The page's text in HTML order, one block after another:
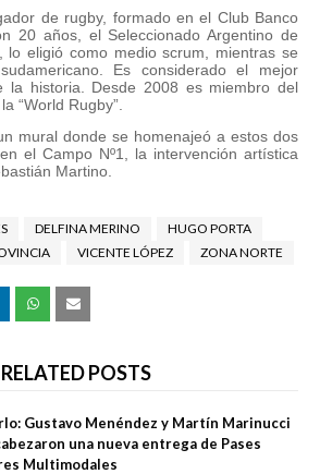
de rugby, formado en el Club Banco
20 años, el Seleccionado Argentino de
lo eligió como medio scrum, mientras se
Es considerado el mejor
la historia. Desde 2008 es miembro del
“World Rugby”.
mural donde se homenajeó a estos dos
el Campo Nº1, la intervención artística
Martino.
DELFINA MERINO
HUGO PORTA
VICENTE LÓPEZ ZONA NORTE
RELATED POSTS
Gustavo Menéndez y Martín Marinucci
una nueva entrega de Pases
Multimodales